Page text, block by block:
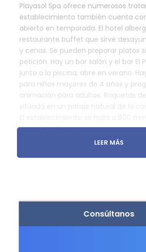
Consúltanos
Playasol Spa ofrece numerosos
establecimiento también cuenta
abierto en temporada. El hotel
restaurante buffet que sirve
y cenas. Se pueden preparar platos
petición. Hay un bar salón y el bar El
junto a la piscina, abre en verano.
para niños mayores de 4 años y
animación para adultos. Roquetas
situada en un paraje natural de la
de golf de Playa Serena.
LEER MÁS